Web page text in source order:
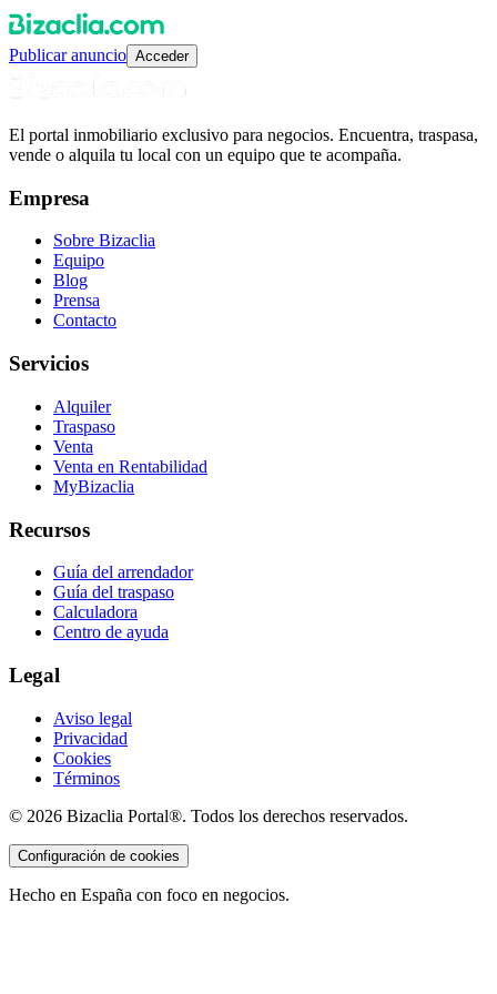
Publicar anuncio Acceder
El portal inmobiliario exclusivo para negocios. Encuentra, traspasa,
vende o alquila tu local con un equipo que te acompaña.
Empresa
Sobre Bizaclia
Equipo
Blog
Prensa
Contacto
Servicios
Alquiler
Traspaso
Venta
Venta en Rentabilidad
MyBizaclia
Recursos
Guía del arrendador
Guía del traspaso
Calculadora
Centro de ayuda
Legal
Aviso legal
Privacidad
Cookies
Términos
© 2026 Bizaclia Portal®. Todos los derechos reservados.
Configuración de cookies
Hecho en España con foco en negocios.